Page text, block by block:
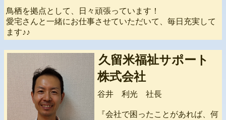
鳥栖を拠点として、日々頑張っています！
愛宅さんと一緒にお仕事させていただいて、毎日充実して
ます♪♪
久留米福祉サポート
株式会社
谷井 利光 社長
『会社で困ったことがあれば、何